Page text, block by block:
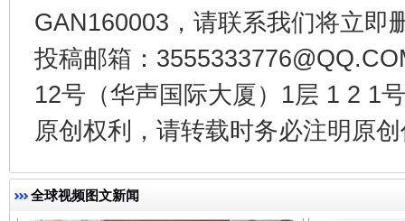
GAN160003，请联系我们将立即
投稿邮箱：
12号（华声国际大厦）1层 1 2 1
原创权利，请转载时务必注明原
全球视频图文新闻
千年窑火 生生不息